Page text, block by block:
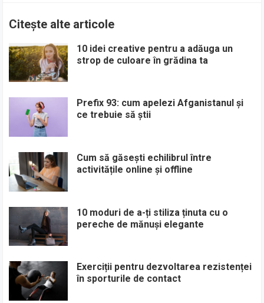
Citește alte articole
10 idei creative pentru a adăuga un
strop de culoare în grădina ta
Prefix 93: cum apelezi Afganistanul și
ce trebuie să știi
Cum să găsești echilibrul între
activitățile online și offline
10 moduri de a-ți stiliza ținuta cu o
pereche de mănuși elegante
Exerciții pentru dezvoltarea rezistenței
în sporturile de contact